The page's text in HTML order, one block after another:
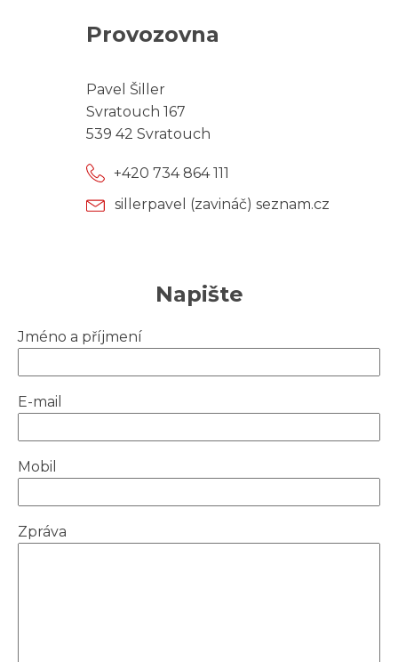
Provozovna
Pavel Šiller
Svratouch 167
539 42 Svratouch
+420 734 864 111
sillerpavel (zavináč) seznam.cz
Napište
Jméno a příjmení
E-mail
Mobil
Zpráva